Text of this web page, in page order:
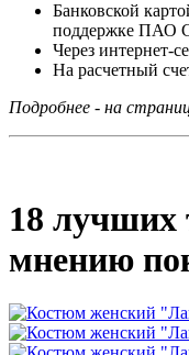
Банковской
поддержке ПАО
Через интернет-
На расчетный
Подробнее - на
18 лучших
мнению